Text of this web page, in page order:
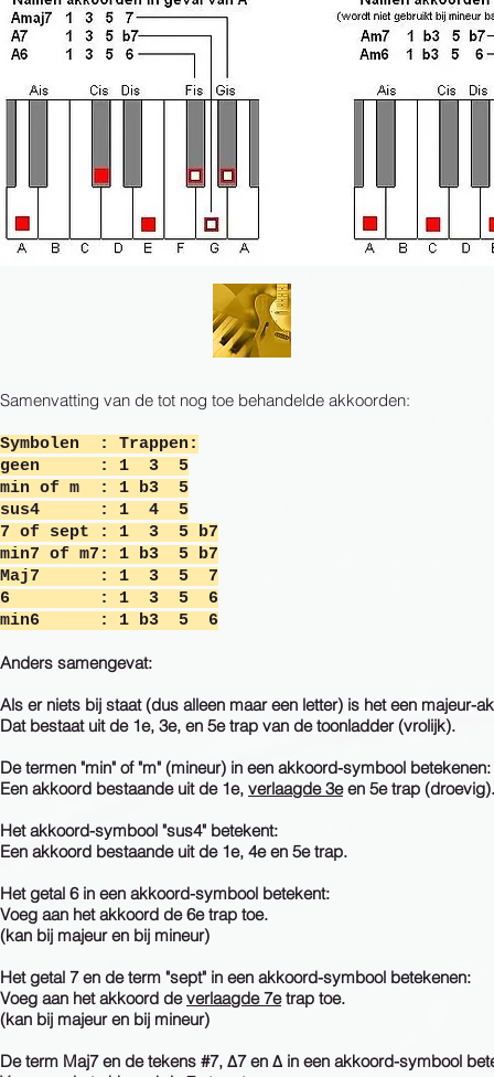
Samenvatting van de tot nog toe behandelde akkoorden:
Symbolen : Trappen:
geen : 1 3 5
min of m : 1 b3 5
sus4 : 1 4 5
7 of sept : 1 3 5 b7
min7 of m7: 1 b3 5 b7
Maj7 : 1 3 5 7
6 : 1 3 5 6
min6 : 1 b3 5 6
Anders samengevat:
Als er niets bij staat (dus alleen maar een letter) is het een majeur-
Dat bestaat uit de 1e, 3e, en 5e trap van de toonladder (vrolijk).
De termen "min" of "m" (mineur) in een akkoord-symbool betekenen:
Een akkoord bestaande uit de 1e, verlaagde 3een 5e trap (droevig).
Het akkoord-symbool "sus4" betekent:
Een akkoord bestaande uit de 1e, 4e en 5e trap.
Het getal 6 in een akkoord-symbool betekent:
Voeg aan het akkoord de 6e trap toe.
(kan bij majeur en bij mineur)
Het getal 7 en de term "sept" in een akkoord-symbool betekenen:
Voeg aan het akkoord deverlaagde 7etrap toe.
(kan bij majeur en bij mineur)
De term Maj7 en de tekens #7, Δ7 en Δ in een akkoord-symbool